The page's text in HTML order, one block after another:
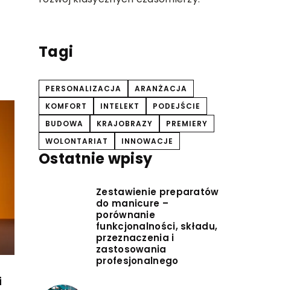
Tagi
PERSONALIZACJA
ARANŻACJA
KOMFORT
INTELEKT
PODEJŚCIE
BUDOWA
KRAJOBRAZY
PREMIERY
WOLONTARIAT
INNOWACJE
Ostatnie wpisy
Zestawienie preparatów
do manicure –
porównanie
funkcjonalności, składu,
przeznaczenia i
zastosowania
profesjonalnego